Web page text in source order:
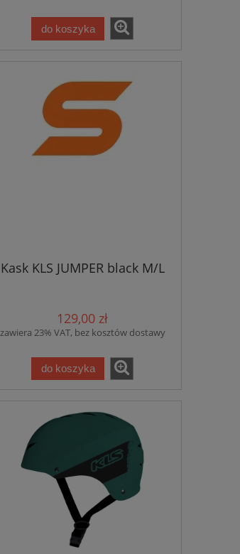
do koszyka
Kask KLS JUMPER black M/L
129,00 zł
zawiera 23% VAT, bez kosztów dostawy
do koszyka